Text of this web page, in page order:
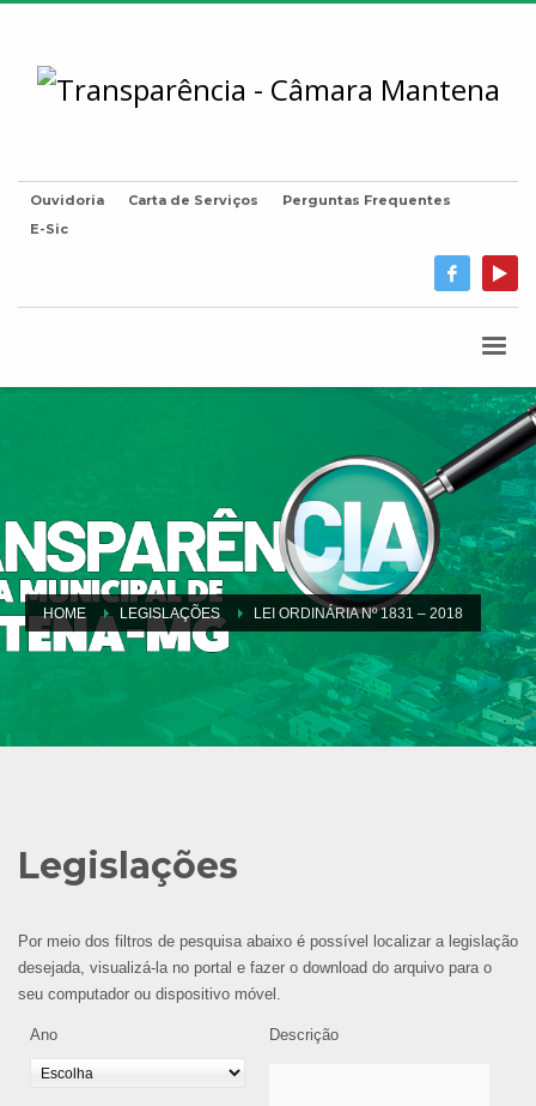
Ouvidoria Carta de Serviços
Perguntas Frequentes
E-Sic
HOME LEGISLAÇÕES LEI ORDINÁRIA Nº 1831 – 2018
Legislações
Por meio dos filtros de pesquisa abaixo é possível localizar a legislação
desejada, visualizá-la no portal e fazer o download do arquivo para o
seu computador ou dispositivo móvel.
Ano Descrição